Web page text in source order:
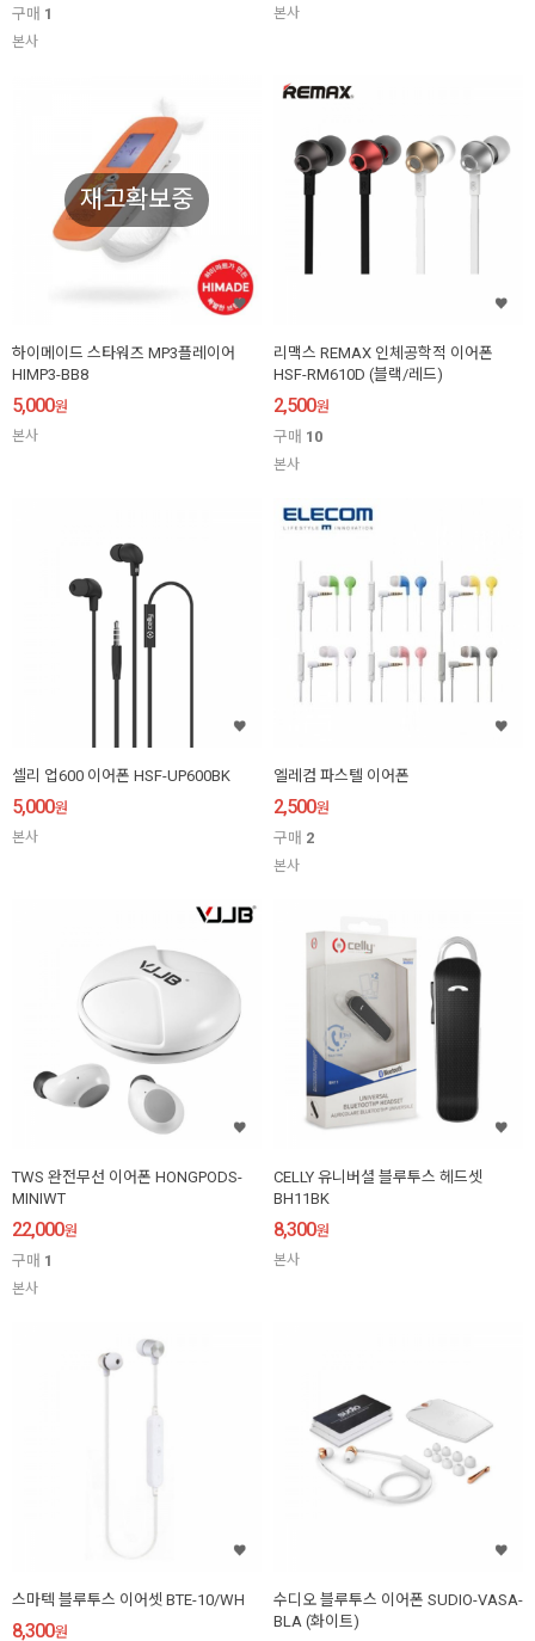
구매 1
본사
본사
재고확보중
하이메이드 스타워즈 MP3플레이어
HIMP3-BB8
5,000원
본사
리맥스 REMAX 인체공학적 이어폰
HSF-RM610D (블랙/레드)
2,500원
구매 10
본사
셀리 업600 이어폰 HSF-UP600BK
5,000원
본사
엘레컴 파스텔 이어폰
2,500원
구매 2
본사
TWS 완전무선 이어폰 HONGPODS-
MINIWT
22,000원
구매 1
본사
CELLY 유니버셜 블루투스 헤드셋
BH11BK
8,300원
본사
스마텍 블루투스 이어셋 BTE-10/WH
8,300원
수디오 블루투스 이어폰 SUDIO-VASA-
BLA (화이트)